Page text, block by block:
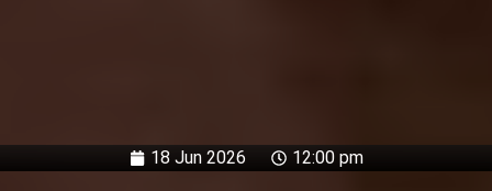
18 Jun 2026 12:00 pm